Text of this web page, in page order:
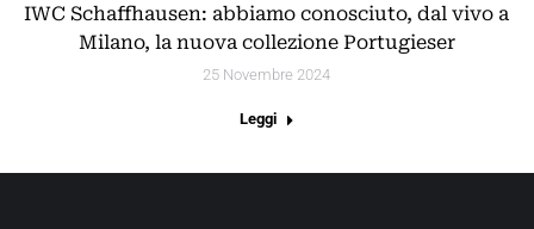
IWC Schaffhausen: abbiamo conosciuto, dal vivo a
Milano, la nuova collezione Portugieser
25 Novembre 2024
Leggi